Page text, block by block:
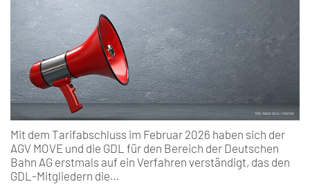
Mit dem Tarifabschluss im Februar 2026 haben sich der
AGV MOVE und die GDL für den Bereich der Deutschen
Bahn AG erstmals auf ein Verfahren verständigt, das den
GDL-Mitgliedern die…